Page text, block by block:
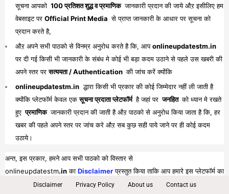
सूचना आपको 100 प्रतिशत शुद्ध व प्रमाणिक जानकारी प्रदान की जाये औऱ इसीलिए हम
वेबसाइट पर Official Print Media से प्राप्त जानकारी के आधार पर सूचना को
प्रदान करते है,
औऱ अपने सभी पाठको से विनम्र अनुरोध करते है कि, आपonlineupdatestm.in
पर दी गई किसी भी जानकारी के संबंध मे कोई भी बड़ा कदम उठाने से पहले उस खबरी की
अपने स्तर परसत्ययता / Authentication की जांच करें क्योंकि
onlineupdatestm.in द्धारा किसी भी प्रकार की कोई जिम्मेदार नहीं ली जाती है
क्योंकि प्लेटफॉर्म केवल एकसूचना प्रदाता प्लेटफॉर्म है जहां पर जनहित को ध्यान मे रखते
हुए प्रमाणिक जानकारी प्रदान की जाती है औऱ पाठको से अनुरोध किया जाता है कि, हर
खबर की पहले अपने स्तर पर जांच करे औऱ सब कुछ सही पाये जाने पर ही कोई कदम
उठाये।
अन्त, इस प्रकार, हमने आप सभी पाठको को विस्तार से
onlineupdatestm.inका Disclaimerप्रस्तुत किया ताकि आप हमारे इस प्लेटफॉर्म का
पूरा व भरपूर लाभ प्राप्त कर सकें।
Disclaimer Privacy Policy About us Contact us